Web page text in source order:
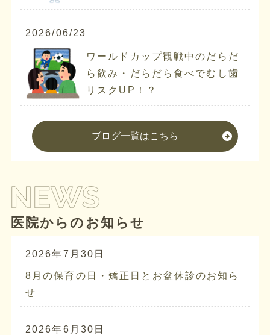
2026/06/23
ワールドカップ観戦中のだらだ
ら飲み・だらだら食べでむし歯
リスクUP！？
ブログ一覧はこちら
医院からのお知らせ
2026年7月30日
8月の保育の日・矯正日とお盆休診のお知ら
せ
2026年6月30日